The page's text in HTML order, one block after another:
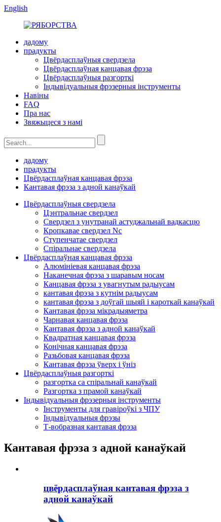
English
дадому
прадукты
Цвёрдасплаўныя свердзела
Цвёрдасплаўная канцавая фрэза
Цвёрдасплаўныя разгорткі
Індывідуальныя фрэзерныя інструменты
Навіны
FAQ
Пра нас
Звяжыцеся з намі
дадому
прадукты
Цвёрдасплаўная канцавая фрэза
Кантавая фрэза з адной канаўкай
Цвёрдасплаўныя свердзела
Цэнтральнае свердзел
Свердзел з унутранай астуджальнай вадкасцю
Кропкавае свердзел Nc
Ступенчатае свердзел
Спіральнае свердзела
Цвёрдасплаўная канцавая фрэза
Алюмініевая канцавая фрэза
Наканечная фрэза з шаравым носам
Канцавая фрэза з увагнутым радыусам
кантавая фрэза з кутнім радыусам
кантавая фрэза з доўгай шыяй і кароткай канаўкай
Кантавая фрэза мікрадыяметра
Чарнавая канцавая фрэза
Кантавая фрэза з адной канаўкай
Квадратная канцавая фрэза
Конічная канцавая фрэза
Разьбовая канцавая фрэза
Кантавая фрэза ўверх і ўніз
Цвёрдасплаўныя разгорткі
разгортка са спіральнай канаўкай
Разгортка з прамой канаўкай
Індывідуальныя фрэзерныя інструменты
Інструменты для гравіроўкі з ЧПУ
Індывідуальныя фрэзы
Т-вобразная кантавая фрэза
Кантавая фрэза з адной канаўкай
цвёрдасплаўная кантавая фрэза з
адной канаўкай